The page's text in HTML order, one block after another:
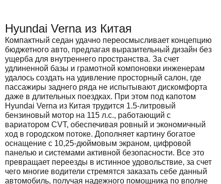
Hyundai Verna из Китая
Компактный седан удачно переосмысливает концепцию
бюджетного авто, предлагая выразительный дизайн без
ущерба для внутреннего пространства. За счет
удлиненной базы и грамотной компоновки инженерам
удалось создать на удивление просторный салон, где
пассажиры заднего ряда не испытывают дискомфорта
даже в длительных поездках. При этом под капотом
Hyundai Verna из Китая трудится 1.5-литровый
бензиновый мотор на 115 л.с., работающий с
вариатором CVT, обеспечивая ровный и экономичный
ход в городском потоке. Дополняет картину богатое
оснащение с 10,25-дюймовым экраном, цифровой
панелью и системами активной безопасности. Все это
превращает переезды в истинное удовольствие, за счет
чего многие водители стремятся заказать себе данный
автомобиль, получая надежного помощника по вполне